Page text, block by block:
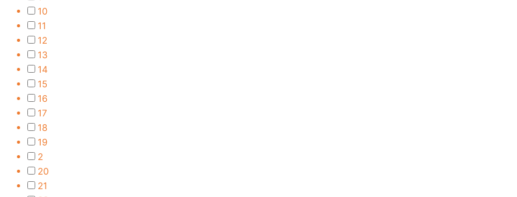
10
11
12
13
14
15
16
17
18
19
2
20
21